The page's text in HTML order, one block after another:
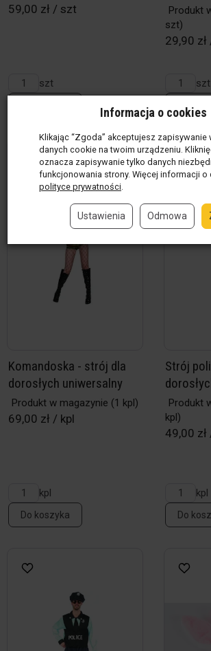
59,00 zł / szt
szt
Produkt
szt)
29,90
szt
Komandoska - strój dla
dorosłych uniwersalny
Produkt w magazynie (1 kpl)
69,00 zł / kpl
kpl
Do koszyka
Strój
Produkt
kpl)
49,00 zł
kpl
Do
Informacja o cookies
Klikając “Zgoda” akceptujesz zapisywanie
danych cookie na twoim urządzeniu.
oznacza zapisywanie tylko danych
funkcjonowania strony. Więcej informacji o
polityce prywatności
Ustawienia Odmowa